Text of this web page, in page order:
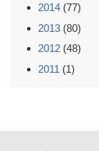
2014 (77)
2013 (80)
2012 (48)
2011 (1)